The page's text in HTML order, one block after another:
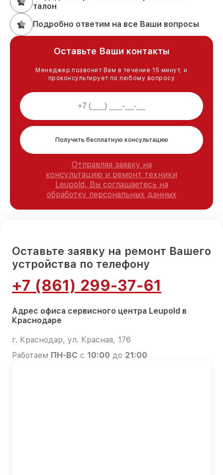
талон
Подробно ответим на все Ваши вопросы
Оставьте Ваши контакты
Менеджер позвонит Вам в течение 15 минут, и
проконсультирует по любому вопросу
Получить бесплатную консультацию
Отправляя заявку на
консультацию и ремонт техники
Leupold, Вы соглашаетесь на
обработку персональных данных
Оставьте заявку на ремонт Вашего
устройства по телефону
+7 (861) 299-37-61
Адрес офиса сервисного центра Leupold в
Краснодаре
г. Краснодар, ул. Красная, 176
Работаем ПН-ВС с 10:00 до 21:00